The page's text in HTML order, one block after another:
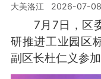
大美洛江 2026-07-
7月7日，区委
研推进工业园区
副区长杜仁义参加